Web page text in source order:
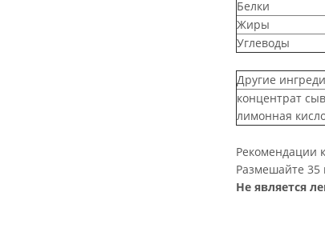
Белки
Жиры
Углеводы
Другие
концентрат
лимонная
Рекомендации
Размешайте 35
Не является